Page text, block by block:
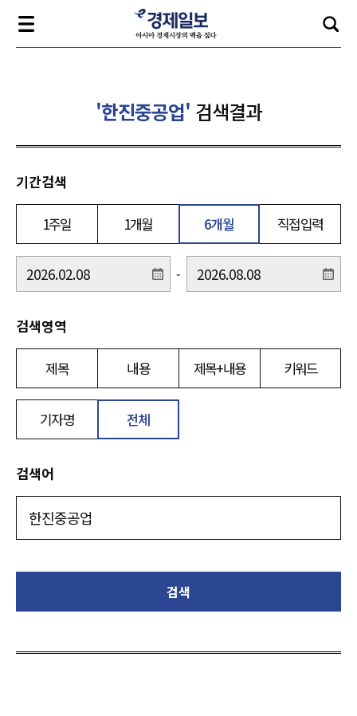
'한진중공업' 검색결과
기간검색
1주일 1개월 6개월 직접입력
-
검색영역
제목 내용 제목+내용 키워드
기자명 전체
검색어
검색